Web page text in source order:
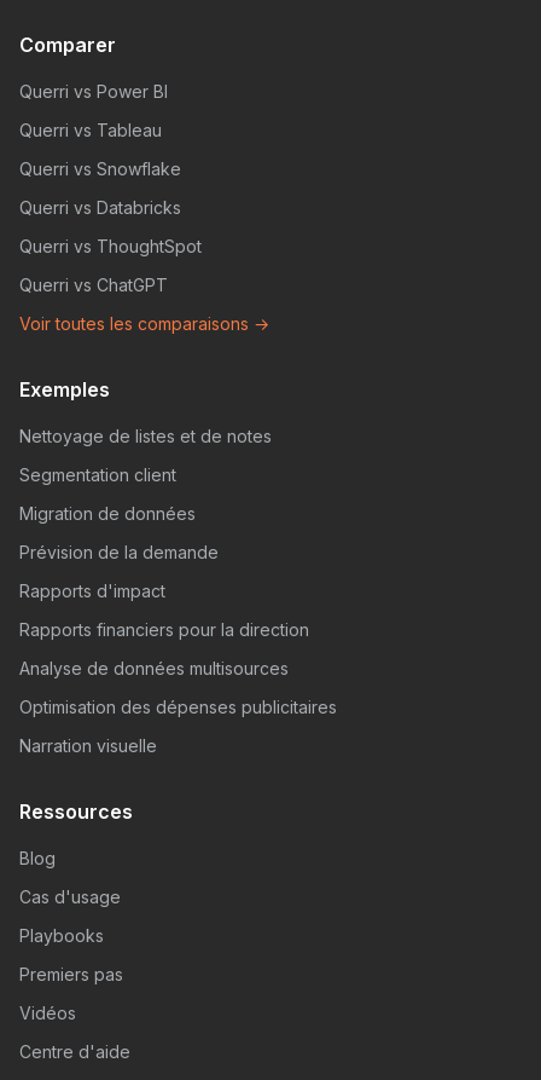
Comparer
Querri vs Power BI
Querri vs Tableau
Querri vs Snowflake
Querri vs Databricks
Querri vs ThoughtSpot
Querri vs ChatGPT
Voir toutes les comparaisons →
Exemples
Nettoyage de listes et de notes
Segmentation client
Migration de données
Prévision de la demande
Rapports d'impact
Rapports financiers pour la direction
Analyse de données multisources
Optimisation des dépenses publicitaires
Narration visuelle
Ressources
Blog
Cas d'usage
Playbooks
Premiers pas
Vidéos
Centre d'aide